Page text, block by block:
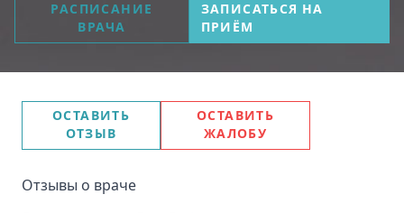
РАСПИСАНИЕ
ВРАЧА
ЗАПИСАТЬСЯ НА
ПРИЁМ
ОСТАВИТЬ
ОТЗЫВ
ОСТАВИТЬ
ЖАЛОБУ
Отзывы о враче